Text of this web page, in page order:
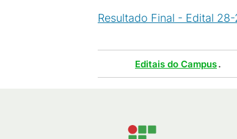
Resultado Final - Edital
Editais do Campus.